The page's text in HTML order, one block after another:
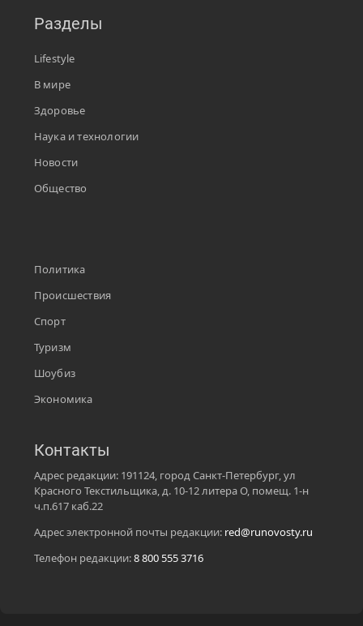
Разделы
Lifestyle
В мире
Здоровье
Наука и технологии
Новости
Общество
Политика
Происшествия
Спорт
Туризм
Шоубиз
Экономика
Контакты
Адрес редакции: 191124, город Санкт-Петербург, ул
Красного Текстильщика, д. 10-12 литера О, помещ. 1-н
ч.п.617 каб.22
Адрес электронной почты редакции: red@runovosty.ru
Телефон редакции:8 800 555 3716